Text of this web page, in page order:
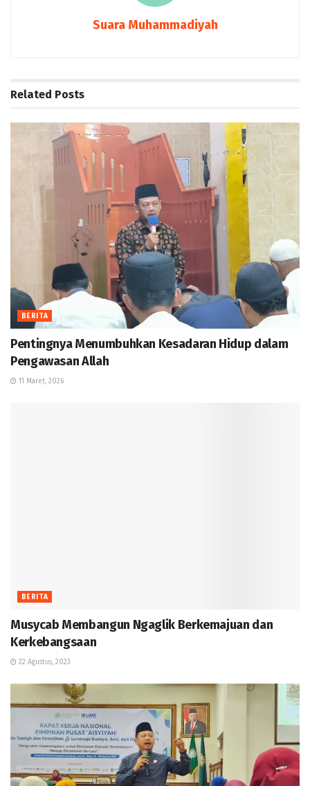
Suara Muhammadiyah
Related Posts
BERITA
Pentingnya Menumbuhkan Kesadaran Hidup dalam
Pengawasan Allah
11 Maret, 2026
BERITA
Musycab Membangun Ngaglik Berkemajuan dan
Kerkebangsaan
22 Agustus, 2023